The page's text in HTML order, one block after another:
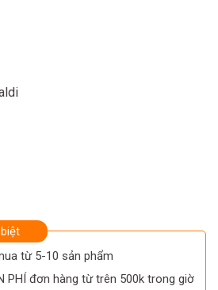
từ 5-10 sản phẩm
PHÍ đơn hàng từ trên 500k trong giờ